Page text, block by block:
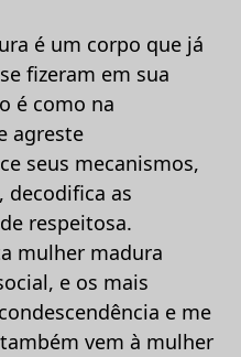
é um corpo que já
fizeram em sua
é como na
agreste
seus mecanismos,
decodifica as
respeitosa.
mulher madura
e os mais
e me
vem à mulher